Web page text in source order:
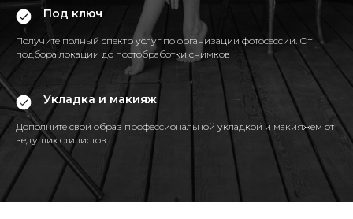
Под ключ
Получите полный спектр услуг по организации фотосессии. От
подбора локации до постобработки снимков
Укладка и макияж
Дополните свой образ профессиональной укладкой и макияжем от
ведущих стилистов